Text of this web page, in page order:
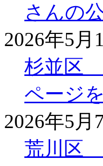
さんの
2026年5月
杉並区
ページ
2026年5月
荒川区